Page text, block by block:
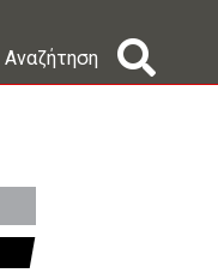
Αναζήτηση